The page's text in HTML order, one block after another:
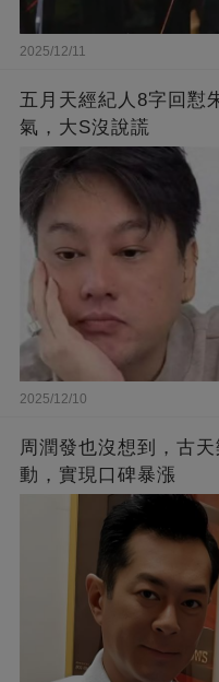
2025/12/11
五月天經紀人8字回懟
氣，大S沒說謊
2025/12/10
周潤發也沒想到，古
動，實現口碑暴漲